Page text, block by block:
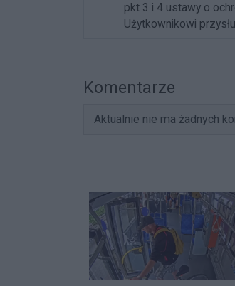
pkt 3 i 4 ustawy o
Użytkownikowi
Komentarze
Aktualnie nie ma żadnych